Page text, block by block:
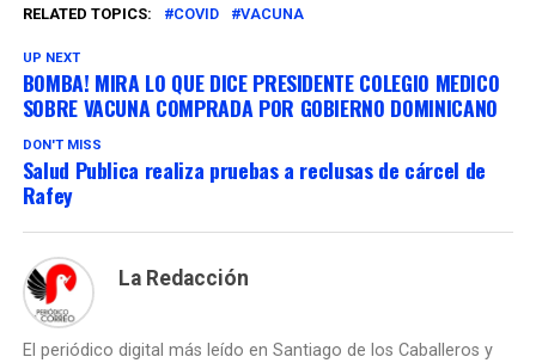
RELATED TOPICS: COVID VACUNA
UP NEXT
BOMBA! MIRA LO QUE DICE PRESIDENTE COLEGIO MEDICO
SOBRE VACUNA COMPRADA POR GOBIERNO DOMINICANO
DON'T MISS
Salud Publica realiza pruebas a reclusas de cárcel de
Rafey
La Redacción
El periódico digital más leído en Santiago de los Caballeros y